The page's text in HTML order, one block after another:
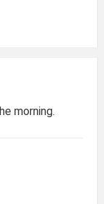
morning.